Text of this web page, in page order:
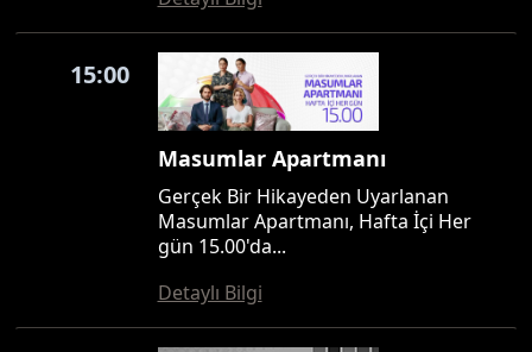
15:00
Masumlar Apartmanı
Gerçek Bir Hikayeden Uyarlanan
Masumlar Apartmanı, Hafta İçi Her
gün 15.00'da...
Detaylı Bilgi